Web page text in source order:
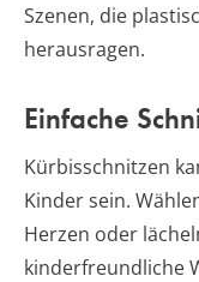
Szenen, die
herausragen.
Einfache
Kürbisschnitzen
Kinder sein.
Herzen oder
kinderfreundliche